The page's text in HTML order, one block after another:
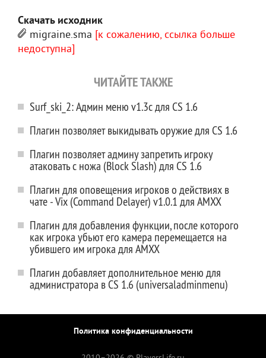
Скачать исходник
migraine.sma [к сожалению, ссылка больше
недоступна]
ЧИТАЙТЕ ТАКЖЕ
Surf_ski_2: Админ меню v1.3c для CS 1.6
Плагин позволяет выкидывать оружие для CS 1.6
Плагин позволяет админу запретить игроку
атаковать с ножа (Block Slash) для CS 1.6
Плагин для оповещения игроков о действиях в
чате - Vix (Command Delayer) v1.0.1 для AMXX
Плагин для добавления функции, после которого
как игрока убьют его камера перемещается на
убившего им игрока для AMXX
Плагин добавляет дополнительное меню для
администратора в CS 1.6 (universaladminmenu)
Политика конфиденциальности